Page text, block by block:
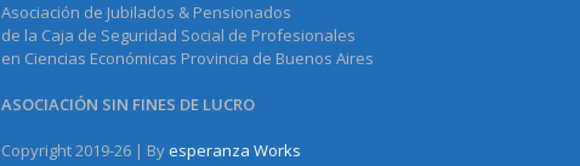
Asociación de Jubilados & Pensionados
de la Caja de Seguridad Social de Profesionales
en Ciencias Económicas Provincia de Buenos Aires
ASOCIACIÓN SIN FINES DE LUCRO
Copyright 2019-26 | Byesperanza Works